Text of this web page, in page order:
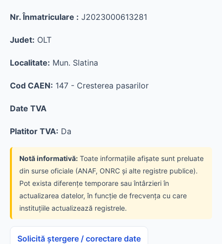
Nr. Înmatriculare : J2023000613281
Judet: OLT
Localitate: Mun. Slatina
Cod CAEN: 147 - Cresterea pasarilor
Date TVA
Platitor TVA: Da
Notă informativă: Toate informațiile afișate sunt preluate
din surse oficiale (ANAF, ONRC și alte registre publice).
Pot exista diferențe temporare sau întârzieri în
actualizarea datelor, în funcție de frecvența cu care
instituțiile actualizează registrele.
Solicită ștergere / corectare date